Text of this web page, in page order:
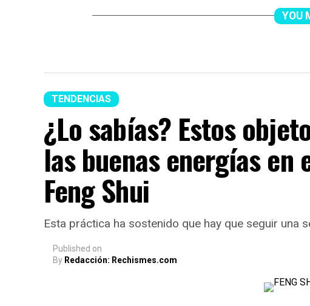
YOU
TENDENCIAS
¿Lo sabías? Estos
las buenas energías en
Feng Shui
Esta práctica ha sostenido que hay que seguir una
Published on
By Redacción: Rechismes.com